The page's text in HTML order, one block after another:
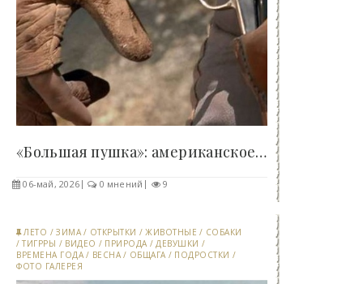
«Большая пушка»: американское оружие, ставшее..
06-май, 2026 0 мнений 9
ЛЕТО /ЗИМА / ОТКРЫТКИ /ЖИВОТНЫЕ / СОБАКИ
/ТИГРРЫ / ВИДЕО / ПРИРОДА /ДЕВУШКИ /
ВРЕМЕНА ГОДА / ВЕСНА / ОБЩАГА / ПОДРОСТКИ /
ФОТО ГАЛЕРЕЯ